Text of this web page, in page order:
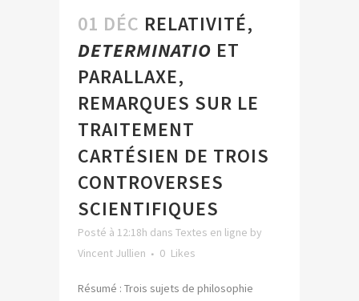
01 DÉC RELATIVITÉ,
DETERMINATIO ET
PARALLAXE,
REMARQUES SUR LE
TRAITEMENT
CARTÉSIEN DE TROIS
CONTROVERSES
SCIENTIFIQUES
Posté à 12:18h dans Textes en ligne by
Vincent Jullien
0 Likes
Résumé : Trois sujets de philosophie